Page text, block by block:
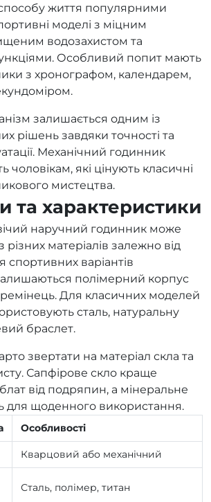
життя популярними
моделі з міцним
водозахистом та
Особливий попит мають
з хронографом, календарем,
залишається одним із
рішень завдяки точності та
Механічний годинник
чоловікам, які цінують класичні
мистецтва.
та характеристики
наручний годинник може
різних матеріалів залежно від
спортивних варіантів
полімерний корпус
Для класичних моделей
сталь, натуральну
браслет.
звертати на матеріал скла та
Сапфірове скло краще
від подряпин, а мінеральне
для щоденного використання.
Особливості
Кварцовий або механічний
Сталь, полімер, титан